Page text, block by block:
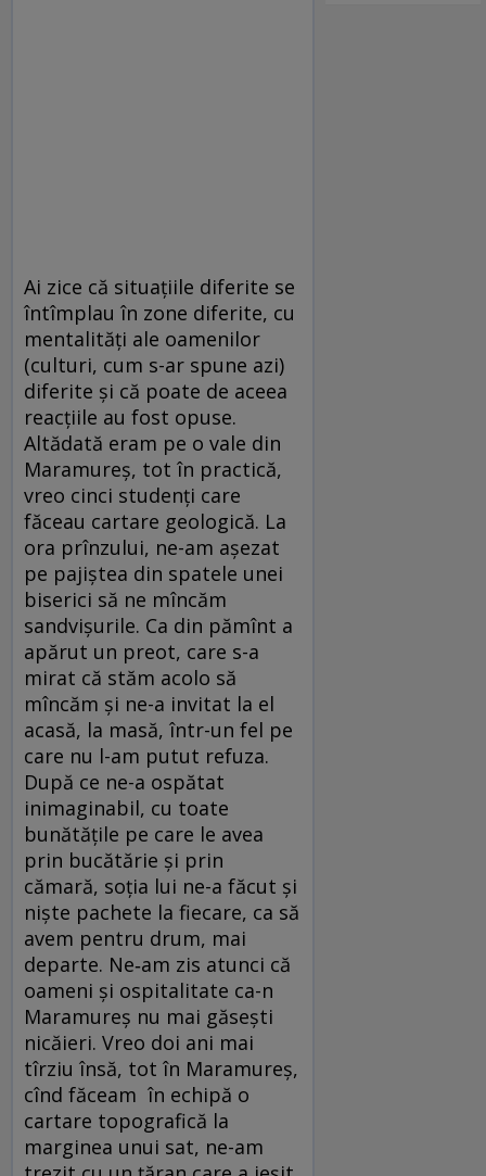
Ai zice că situaţiile diferite se
întîmplau în zone diferite, cu
mentalităţi ale oamenilor
(culturi, cum s-ar spune azi)
diferite şi că poate de aceea
reacţiile au fost opuse.
Altădată eram pe o vale din
Maramureş, tot în practică,
vreo cinci studenţi care
făceau cartare geologică. La
ora prînzului, ne-am aşezat
pe pajiştea din spatele unei
biserici să ne mîncăm
sandvișurile. Ca din pămînt a
apărut un preot, care s-a
mirat că stăm acolo să
mîncăm şi ne-a invitat la el
acasă, la masă, într-un fel pe
care nu l-am putut refuza.
După ce ne-a ospătat
inimaginabil, cu toate
bunătăţile pe care le avea
prin bucătărie şi prin
cămară, soţia lui ne-a făcut şi
nişte pachete la fiecare, ca să
avem pentru drum, mai
departe. Ne‑am zis atunci că
oameni şi ospitalitate ca-n
Maramureş nu mai găseşti
nicăieri. Vreo doi ani mai
tîrziu însă, tot în Maramureş,
cînd făceam în echipă o
cartare topografică la
marginea unui sat, ne-am